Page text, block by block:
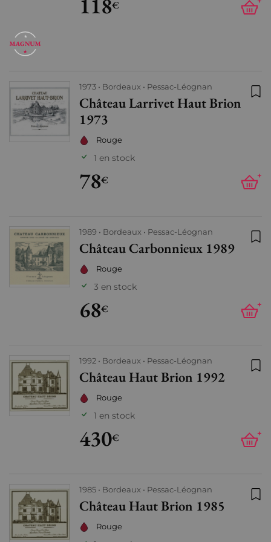
118€
1973 Bordeaux Pessac-Léognan
Château Larrivet Haut Brion
1973
Rouge
1 en stock
78€ +
1989 Bordeaux Pessac-Léognan
Château Carbonnieux 1989
Rouge
3 en stock
68€ +
1992 Bordeaux Pessac-Léognan
Château Haut Brion 1992
Rouge
1 en stock
430€ +
1985 Bordeaux Pessac-Léognan
Château Haut Brion 1985
Rouge